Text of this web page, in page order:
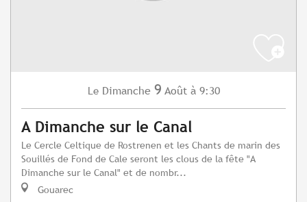
Le Dimanche 9 Août à 9:30
A Dimanche sur le Canal
Le Cercle Celtique de Rostrenen et les Chants de marin des
Souillés de Fond de Cale seront les clous de la fête "A
Dimanche sur le Canal" et de nombr...
Gouarec